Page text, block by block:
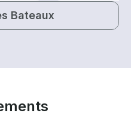
Bateaux